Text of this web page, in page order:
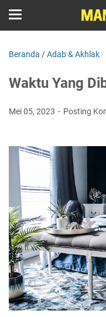
Beranda /Adab & Akhlak
Waktu Yang
Mei 05, 2023 Posting